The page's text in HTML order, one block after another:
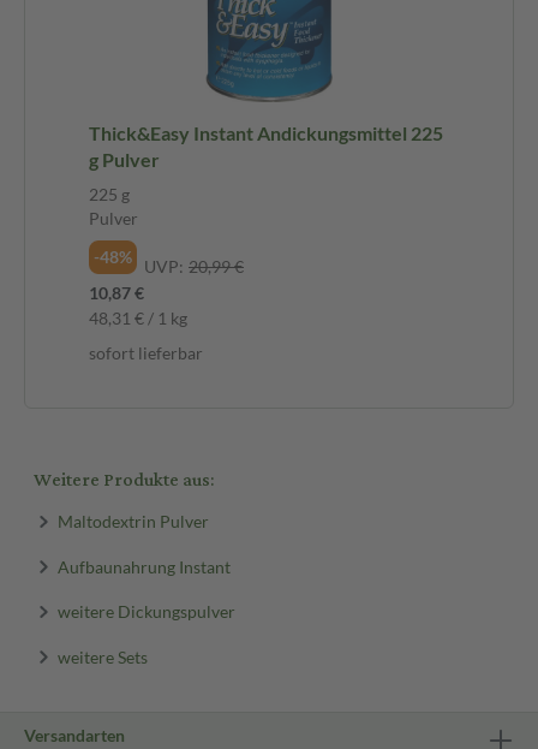
Thick&Easy Instant Andickungsmittel 225
g Pulver
225 g
Pulver
-48%
UVP: 20,99 €
10,87 €
48,31 € / 1 kg
sofort lieferbar
Weitere Produkte aus:
Maltodextrin Pulver
Aufbaunahrung Instant
weitere Dickungspulver
weitere Sets
Versandarten